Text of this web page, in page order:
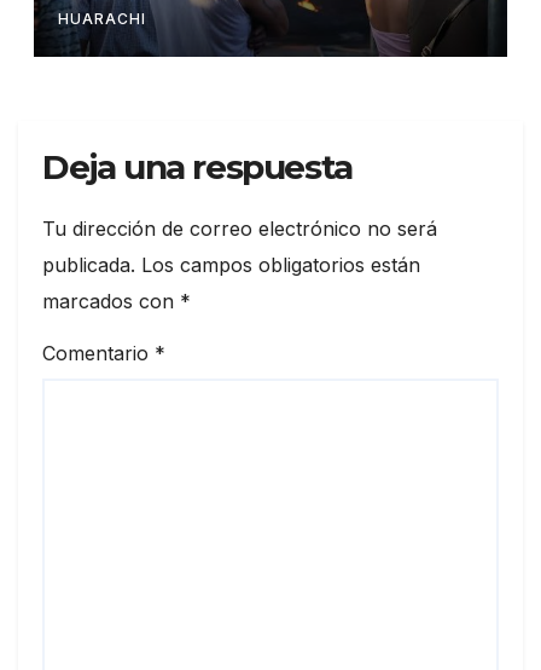
HUARACHI
Deja una respuesta
Tu dirección de correo electrónico no será
publicada. Los campos obligatorios están
marcados con *
Comentario *